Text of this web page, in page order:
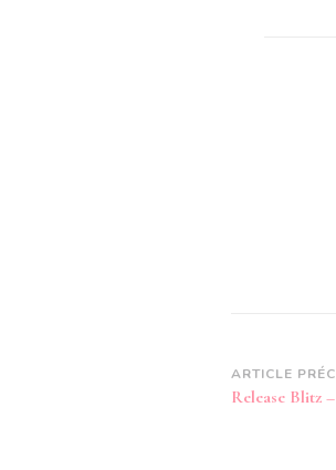
ARTICLE
Release Blitz